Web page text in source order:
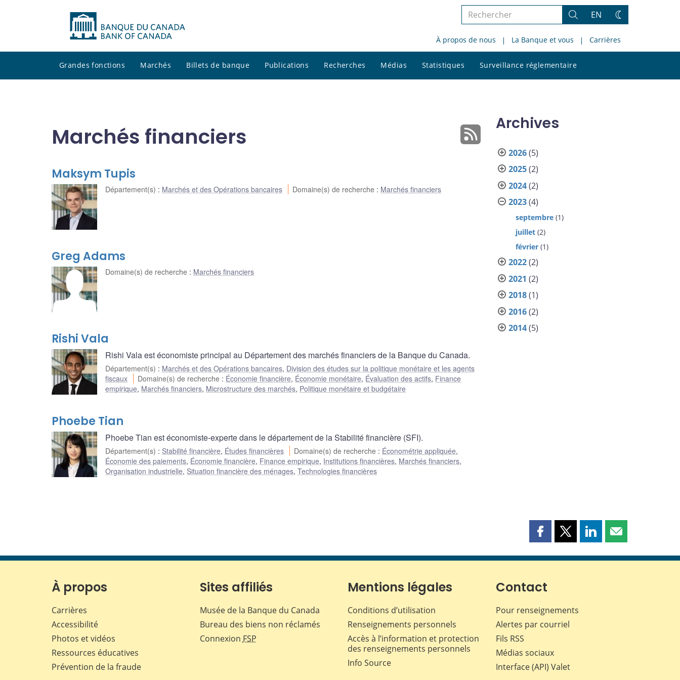
Rechercher
le
site
Rechercher
EN
Changez
thème
À propos de nous La Banque et vous Carrières
Grandes fonctions Marchés Billets de banque Publications Recherches Médias Statistiques Surveillance réglementaire
le
Marchés financiers
Maksym Tupis
Département(s) : Marchés et des Opérations bancaires Domaine(s) de recherche : Marchés financiers
Greg Adams
Domaine(s) de recherche : Marchés financiers
Rishi Vala
Rishi Vala est économiste principal au Département des marchés financiers de la Banque du Canada.
Département(s) : Marchés et des Opérations bancaires, Division des études sur la politique monétaire et les agents
fiscaux
Domaine(s) de recherche : Économie financière, Économie monétaire, Évaluation des actifs, Finance
empirique, Marchés financiers, Microstructure des marchés, Politique monétaire et budgétaire
Phoebe Tian
Phoebe Tian est économiste-experte dans le département de la Stabilité financière (SFI).
Département(s) : Stabilité financière, Études financières Domaine(s) de recherche : Économétrie appliquée,
Économie des paiements, Économie financière, Finance empirique, Institutions financières, Marchés financiers,
Organisation industrielle, Situation financière des ménages, Technologies financières
Archives
2026(5)
2025(2)
2024(2)
2023(4)
septembre (1)
juillet (2)
février (1)
2022(2)
2021 (2)
2018(1)
2016(2)
2014(5)
Partager
page
Facebook
Partager
page
Partager
page
Partager
page
À propos
Carrières
Accessibilité
Photos et vidéos
Ressources éducatives
Prévention de la fraude
Sites affiliés
Musée de la Banque du Canada
Bureau des biens non réclamés
Connexion FSP
Mentions légales
Conditions d’utilisation
Renseignements personnels
Accès à l’information et protection
des renseignements personnels
Info Source
Contact
Pour renseignements
Alertes par courriel
Fils RSS
Médias sociaux
Interface (API) Valet